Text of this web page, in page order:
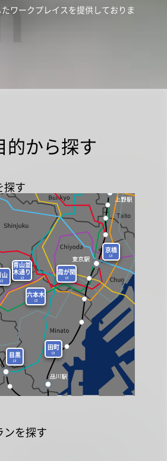
ワークプレイスを提供しておりま
的から探す
探す
京橋
霞が関
六本木
山
青山並
木通り
目黒
田町
ンを探す